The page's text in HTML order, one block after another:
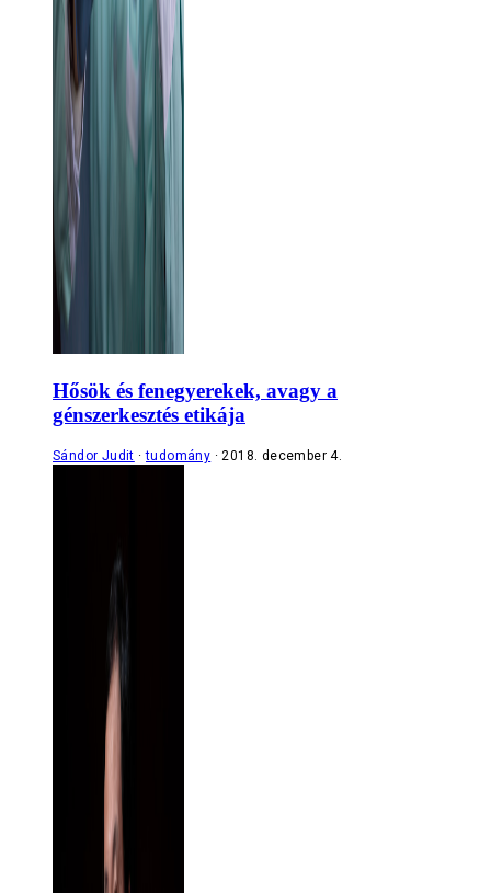
Hősök és fenegyerekek, avagy a
génszerkesztés etikája
Sándor Judit tudomány 2018. december 4.